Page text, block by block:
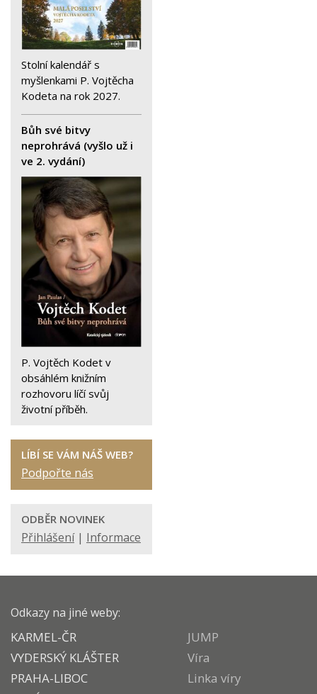
Stolní kalendář s
myšlenkami P. Vojtěcha
Kodeta na rok 2027.
Bůh své bitvy
neprohrává (vyšlo už i
ve 2. vydání)
P. Vojtěch Kodet v
obsáhlém knižním
rozhovoru líčí svůj
životní příběh.
LÍBÍ SE VÁM NÁŠ WEB?
Podpořte nás
ODBĚR NOVINEK
Přihlášení| Informace
Odkazy na jiné weby:
KARMEL-ČR
VYDERSKÝ KLÁŠTER
PRAHA-LIBOC
JUMP
Víra
Linka víry